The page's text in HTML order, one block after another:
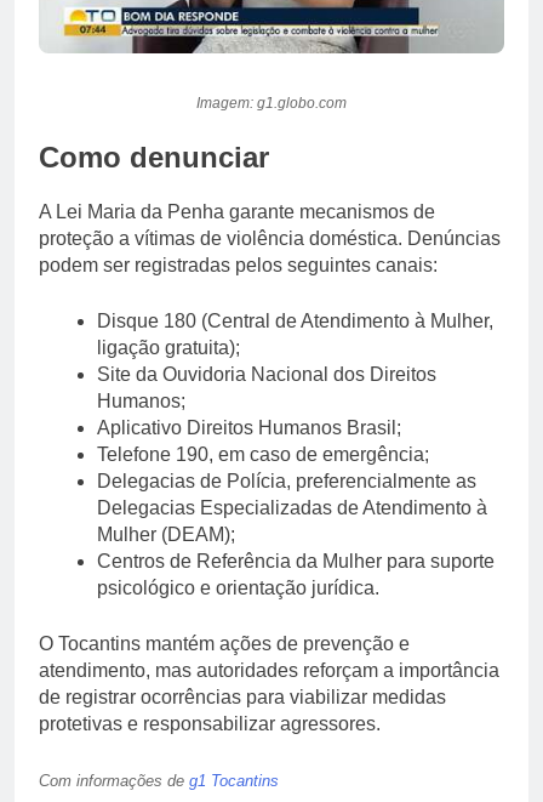
Imagem: g1.globo.com
Como denunciar
A Lei Maria da Penha garante mecanismos de
proteção a vítimas de violência doméstica. Denúncias
podem ser registradas pelos seguintes canais:
Disque 180 (Central de Atendimento à Mulher,
ligação gratuita);
Site da Ouvidoria Nacional dos Direitos
Humanos;
Aplicativo Direitos Humanos Brasil;
Telefone 190, em caso de emergência;
Delegacias de Polícia, preferencialmente as
Delegacias Especializadas de Atendimento à
Mulher (DEAM);
Centros de Referência da Mulher para suporte
psicológico e orientação jurídica.
O Tocantins mantém ações de prevenção e
atendimento, mas autoridades reforçam a importância
de registrar ocorrências para viabilizar medidas
protetivas e responsabilizar agressores.
Com informações de g1 Tocantins